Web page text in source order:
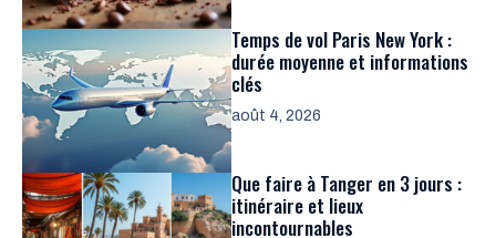
Temps de vol Paris New York :
durée moyenne et informations
clés
août 4, 2026
Que faire à Tanger en 3 jours :
itinéraire et lieux
incontournables